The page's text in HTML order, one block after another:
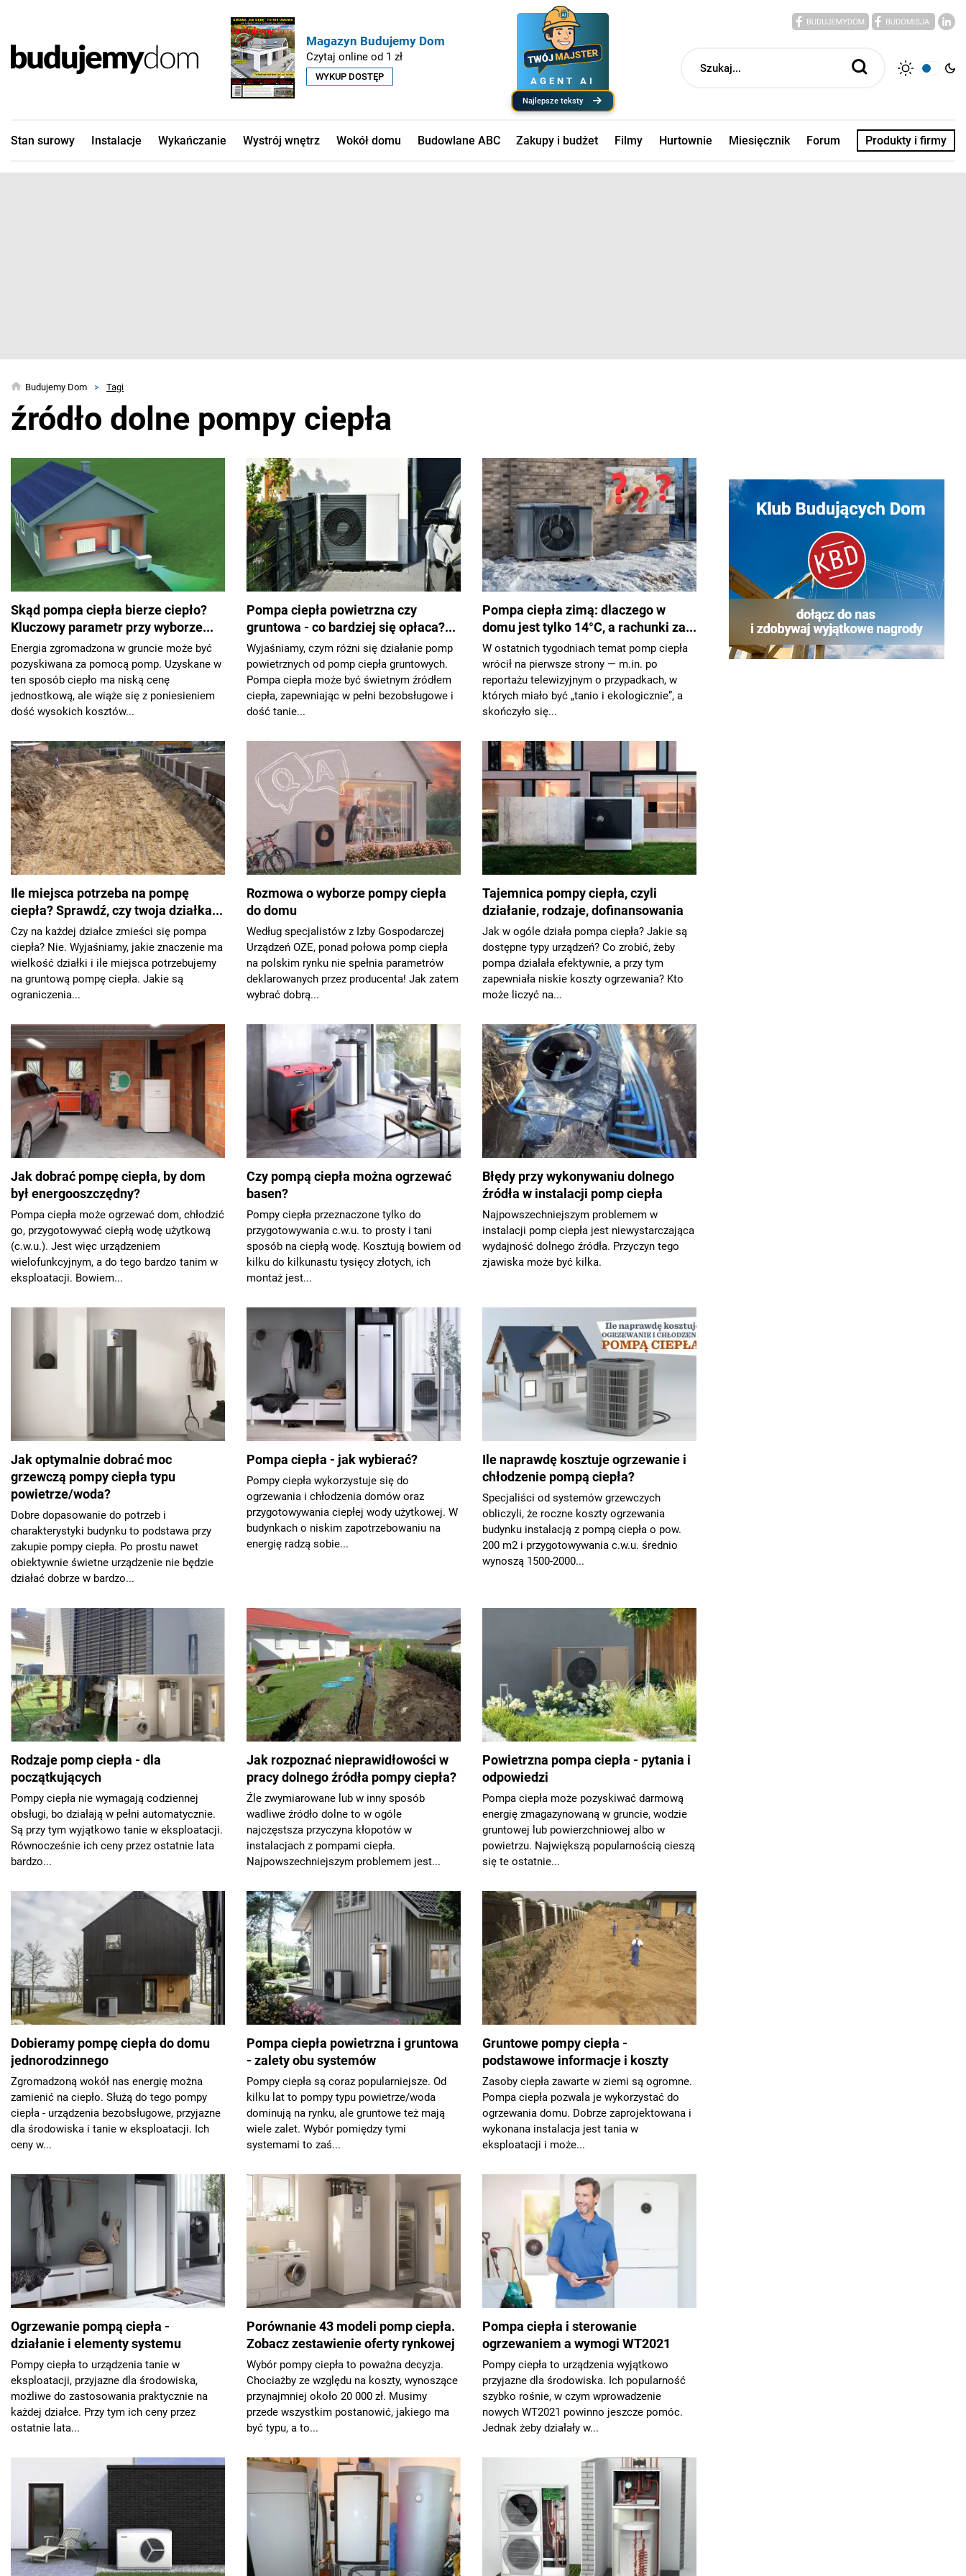
Magazyn Budujemy Dom
Czytaj online od 1 zł
WYKUP DOSTĘP AGENT AI
najlepsze teksty
Stan surowy Instalacje Wykańczanie Wystrój wnętrz Wokół domu Budowlane ABC Zakupy i budżet Filmy Hurtownie Miesięcznik Forum Produkty i firmy
Budujemy Dom > Tagi
źródło dolne pompy ciepła
Skąd pompa ciepła bierze ciepło?
Kluczowy parametr przy wyborze...
Energia zgromadzona w gruncie może być
pozyskiwana za pomocą pomp. Uzyskane w
ten sposób ciepło ma niską cenę
jednostkową, ale wiąże się z poniesieniem
dość wysokich kosztów...
Pompa ciepła powietrzna czy
gruntowa - co bardziej się opłaca?...
Wyjaśniamy, czym różni się działanie pomp
powietrznych od pomp ciepła gruntowych.
Pompa ciepła może być świetnym źródłem
ciepła, zapewniając w pełni bezobsługowe i
dość tanie...
Pompa ciepła zimą: dlaczego w
domu jest tylko 14°C, a rachunki za...
W ostatnich tygodniach temat pomp ciepła
wrócił na pierwsze strony — m.in. po
reportażu telewizyjnym o przypadkach, w
których miało być „tanio i ekologicznie”, a
skończyło się...
Ile miejsca potrzeba na pompę
ciepła? Sprawdź, czy twoja działka...
Czy na każdej działce zmieści się pompa
ciepła? Nie. Wyjaśniamy, jakie znaczenie ma
wielkość działki i ile miejsca potrzebujemy
na gruntową pompę ciepła. Jakie są
ograniczenia...
Rozmowa o wyborze pompy ciepła
do domu
Według specjalistów z Izby Gospodarczej
Urządzeń OZE, ponad połowa pomp ciepła
na polskim rynku nie spełnia parametrów
deklarowanych przez producenta! Jak zatem
wybrać dobrą...
Tajemnica pompy ciepła, czyli
działanie, rodzaje, dofinansowania
Jak w ogóle działa pompa ciepła? Jakie są
dostępne typy urządzeń? Co zrobić, żeby
pompa działała efektywnie, a przy tym
zapewniała niskie koszty ogrzewania? Kto
może liczyć na...
Jak dobrać pompę ciepła, by dom
był energooszczędny?
Pompa ciepła może ogrzewać dom, chłodzić
go, przygotowywać ciepłą wodę użytkową
(c.w.u.). Jest więc urządzeniem
wielofunkcyjnym, a do tego bardzo tanim w
eksploatacji. Bowiem...
Czy pompą ciepła można ogrzewać
basen?
Pompy ciepła przeznaczone tylko do
przygotowywania c.w.u. to prosty i tani
sposób na ciepłą wodę. Kosztują bowiem od
kilku do kilkunastu tysięcy złotych, ich
montaż jest...
Błędy przy wykonywaniu dolnego
źródła w instalacji pomp ciepła
Najpowszechniejszym problemem w
instalacji pomp ciepła jest niewystarczająca
wydajność dolnego źródła. Przyczyn tego
zjawiska może być kilka.
Jak optymalnie dobrać moc
grzewczą pompy ciepła typu
powietrze/woda?
Dobre dopasowanie do potrzeb i
charakterystyki budynku to podstawa przy
zakupie pompy ciepła. Po prostu nawet
obiektywnie świetne urządzenie nie będzie
działać dobrze w bardzo...
Pompa ciepła - jak wybierać?
Pompy ciepła wykorzystuje się do
ogrzewania i chłodzenia domów oraz
przygotowywania ciepłej wody użytkowej. W
budynkach o niskim zapotrzebowaniu na
energię radzą sobie...
Ile naprawdę kosztuje ogrzewanie i
chłodzenie pompą ciepła?
Specjaliści od systemów grzewczych
obliczyli, że roczne koszty ogrzewania
budynku instalacją z pompą ciepła o pow.
200 m2 i przygotowywania c.w.u. średnio
wynoszą 1500-2000...
Rodzaje pomp ciepła - dla
początkujących
Pompy ciepła nie wymagają codziennej
obsługi, bo działają w pełni automatycznie.
Są przy tym wyjątkowo tanie w eksploatacji.
Równocześnie ich ceny przez ostatnie lata
bardzo...
Jak rozpoznać nieprawidłowości w
pracy dolnego źródła pompy ciepła?
Źle zwymiarowane lub w inny sposób
wadliwe źródło dolne to w ogóle
najczęstsza przyczyna kłopotów w
instalacjach z pompami ciepła.
Najpowszechniejszym problemem jest...
Powietrzna pompa ciepła - pytania i
odpowiedzi
Pompa ciepła może pozyskiwać darmową
energię zmagazynowaną w gruncie, wodzie
gruntowej lub powierzchniowej albo w
powietrzu. Największą popularnością cieszą
się te ostatnie...
Dobieramy pompę ciepła do domu
jednorodzinnego
Zgromadzoną wokół nas energię można
zamienić na ciepło. Służą do tego pompy
ciepła - urządzenia bezobsługowe, przyjazne
dla środowiska i tanie w eksploatacji. Ich
ceny w...
Pompa ciepła powietrzna i gruntowa
- zalety obu systemów
Pompy ciepła są coraz popularniejsze. Od
kilku lat to pompy typu powietrze/woda
dominują na rynku, ale gruntowe też mają
wiele zalet. Wybór pomiędzy tymi
systemami to zaś...
Gruntowe pompy ciepła -
podstawowe informacje i koszty
Zasoby ciepła zawarte w ziemi są ogromne.
Pompa ciepła pozwala je wykorzystać do
ogrzewania domu. Dobrze zaprojektowana i
wykonana instalacja jest tania w
eksploatacji i może...
Ogrzewanie pompą ciepła -
działanie i elementy systemu
Pompy ciepła to urządzenia tanie w
eksploatacji, przyjazne dla środowiska,
możliwe do zastosowania praktycznie na
każdej działce. Przy tym ich ceny przez
ostatnie lata...
Porównanie 43 modeli pomp ciepła.
Zobacz zestawienie oferty rynkowej
Wybór pompy ciepła to poważna decyzja.
Chociażby ze względu na koszty, wynoszące
przynajmniej około 20 000 zł. Musimy
przede wszystkim postanowić, jakiego ma
być typu, a to...
Pompa ciepła i sterowanie
ogrzewaniem a wymogi WT2021
Pompy ciepła to urządzenia wyjątkowo
przyjazne dla środowiska. Ich popularność
szybko rośnie, w czym wprowadzenie
nowych WT2021 powinno jeszcze pomóc.
Jednak żeby działały w...